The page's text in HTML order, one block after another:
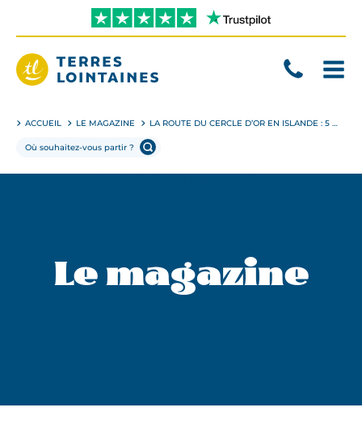
directement
contenu
ACCUEIL LE MAGAZINE LA ROUTE DU CERCLE D’OR EN ISLANDE : 5 SITES INCONTOURNABLES
Le magazine